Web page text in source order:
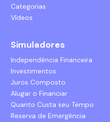
Categorias
Vídeos
Simuladores
Independência Financeira
Investimentos
Juros Composto
Alugar o Financiar
Quanto Custa seu Tempo
Reserva de Emergência